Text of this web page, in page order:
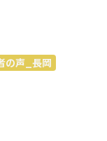
の声_長岡